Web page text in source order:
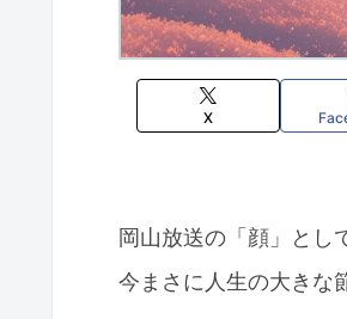
X
岡山放送の「顔」とし
今まさに人生の大きな